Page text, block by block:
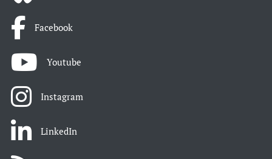
Facebook
Youtube
Instagram
LinkedIn